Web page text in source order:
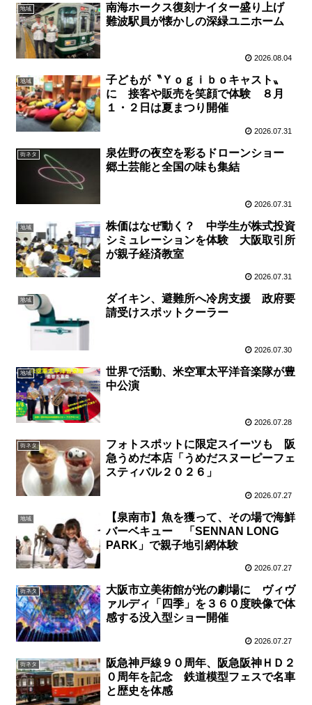
地域
南海ホークス復刻ナイター盛り上げ
難波駅員が懐かしの深緑ユニホーム
2026.08.04
地域
子どもが〝Ｙｏｇｉｂｏキャスト〟
に 接客や販売を笑顔で体験 ８月
１・２日は夏まつり開催
2026.07.31
街ネタ
泉佐野の夜空を彩るドローンショー
郷土芸能と全国の味も集結
2026.07.31
地域
株価はなぜ動く？ 中学生が株式投資
シミュレーションを体験 大阪取引所
が親子経済教室
2026.07.31
地域
ダイキン、避難所へ冷房支援 政府要
請受けスポットクーラー
2026.07.30
地域
世界で活動、米空軍太平洋音楽隊が豊
中公演
2026.07.28
街ネタ
フォトスポットに限定スイーツも 阪
急うめだ本店「うめだスヌーピーフェ
スティバル２０２６」
2026.07.27
地域
【泉南市】魚を獲って、その場で海鮮
バーベキュー 「SENNAN LONG
PARK」で親子地引網体験
2026.07.27
街ネタ
大阪市立美術館が光の劇場に ヴィヴ
ァルディ「四季」を３６０度映像で体
感する没入型ショー開催
2026.07.27
街ネタ
阪急神戸線９０周年、阪急阪神ＨＤ２
０周年を記念 鉄道模型フェスで名車
と歴史を体感